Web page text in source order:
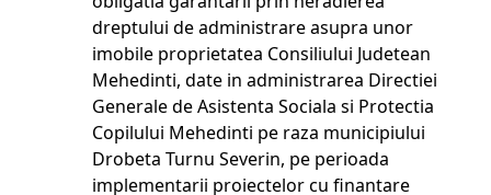
dreptului de administrare asupra unor
imobile proprietatea Consiliului Judetean
Mehedinti, date in administrarea Directiei
Generale de Asistenta Sociala si Protectia
Copilului Mehedinti pe raza municipiului
Drobeta Turnu Severin, pe perioada
implementarii proiectelor cu finantare